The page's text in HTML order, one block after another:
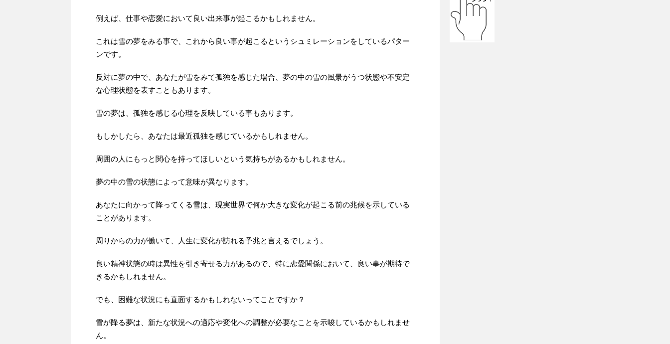
例えば、仕事や恋愛において良い出来事が起こるかもしれません。
これは雪の夢をみる事で、これから良い事が起こるというシュミレーションをしているパター
ンです。
反対に夢の中で、あなたが雪をみて孤独を感じた場合、夢の中の雪の風景がうつ状態や不安定
な心理状態を表すこともあります。
雪の夢は、孤独を感じる心理を反映している事もあります。
もしかしたら、あなたは最近孤独を感じているかもしれません。
周囲の人にもっと関心を持ってほしいという気持ちがあるかもしれません。
夢の中の雪の状態によって意味が異なります。
あなたに向かって降ってくる雪は、現実世界で何か大きな変化が起こる前の兆候を示している
ことがあります。
周りからの力が働いて、人生に変化が訪れる予兆と言えるでしょう。
良い精神状態の時は異性を引き寄せる力があるので、特に恋愛関係において、良い事が期待で
きるかもしれません。
でも、困難な状況にも直面するかもしれないってことですか？
雪が降る夢は、新たな状況への適応や変化への調整が必要なことを示唆しているかもしれませ
ん。